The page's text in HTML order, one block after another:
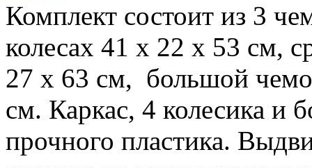
Комплект состоит из 3
колесах 41 х 22 х 53 см,
27 х 63 см, большой
см. Каркас, 4 колесика и
прочного пластика.